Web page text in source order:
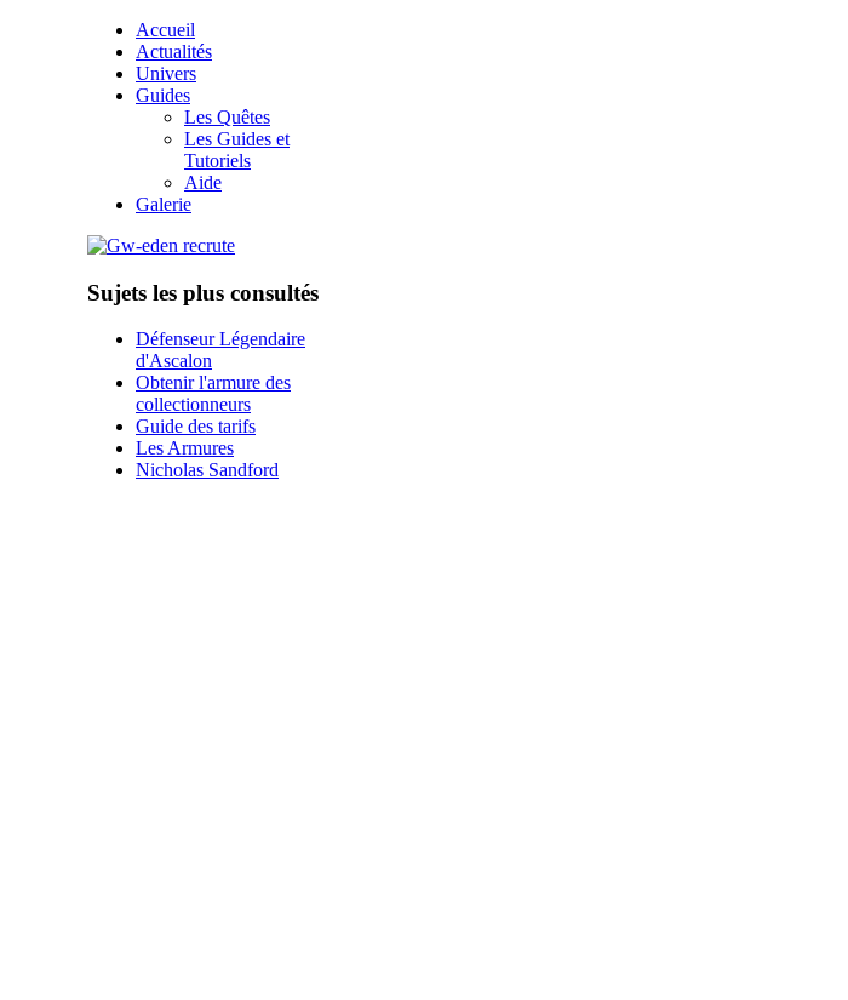
Accueil
Actualités
Univers
Guides
Les Quêtes
Les Guides et
Tutoriels
Aide
Galerie
Sujets les plus consultés
Défenseur Légendaire
d'Ascalon
Obtenir l'armure des
collectionneurs
Guide des tarifs
Les Armures
Nicholas Sandford